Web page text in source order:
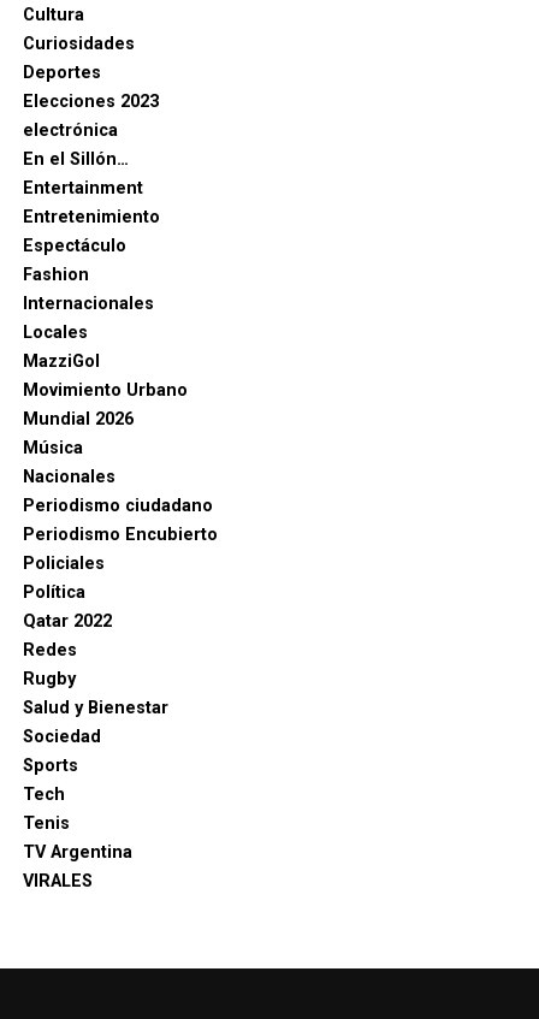
Cultura
Curiosidades
Deportes
Elecciones 2023
electrónica
En el Sillón…
Entertainment
Entretenimiento
Espectáculo
Fashion
Internacionales
Locales
MazziGol
Movimiento Urbano
Mundial 2026
Música
Nacionales
Periodismo ciudadano
Periodismo Encubierto
Policiales
Política
Qatar 2022
Redes
Rugby
Salud y Bienestar
Sociedad
Sports
Tech
Tenis
TV Argentina
VIRALES